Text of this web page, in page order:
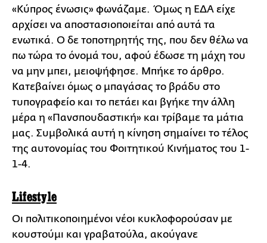
«Κύπρος ένωσις» φωνάζαμε. Όμως η ΕΔΑ είχε
αρχίσει να αποστασιοποιείται από αυτά τα
ενωτικά. Ο δε τοποτηρητής της, που δεν θέλω να
πω τώρα το όνομά του, αφού έδωσε τη μάχη του
να μην μπει, μειοψήφησε. Μπήκε το άρθρο.
Κατεβαίνει όμως ο μπαγάσας το βράδυ στο
τυπογραφείο και το πετάει και βγήκε την άλλη
μέρα η «Πανσπουδαστική» και τρίβαμε τα μάτια
μας. Συμβολικά αυτή η κίνηση σημαίνει το τέλος
της αυτονομίας του Φοιτητικού Κινήματος του 1-
1-4.
Lifestyle
Οι πολιτικοποιημένοι νέοι κυκλοφορούσαν με
κουστούμι και γραβατούλα, ακούγανε